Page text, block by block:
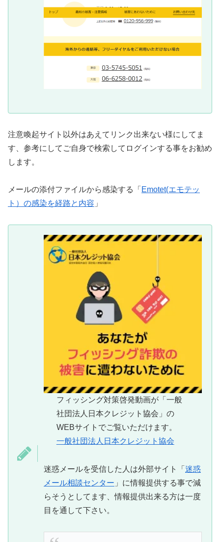
注意喚起サイト以外はあえてリンク出来ない様にしてま
す、参考にしてご自身で検索してログインする事をお勧め
します。
メールの添付ファイルから感染する「 Emotet(エモテッ
ト）の感染を経路と内容 」
フィッシング対策啓発動画が「一般
社団法人日本クレジット協会」の
WEBサイトでご覧いただけます。
一般社団法人日本クレジット協会
迷惑メールを受信した人は外部サイト「 迷惑
メール相談センター 」に情報提供する事で減
らそうとしてます、情報提供出来る方は一度
目を通して下さい。